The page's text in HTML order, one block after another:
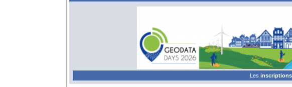
Les inscriptions